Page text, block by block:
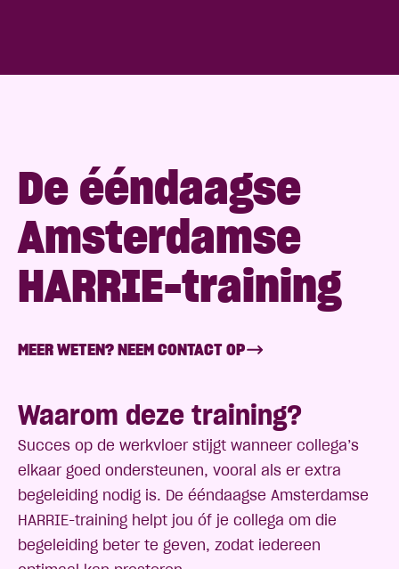
De ééndaagse
Amsterdamse
HARRIE-training
MEER WETEN? NEEM CONTACT OP
Waarom deze training?
Succes op de werkvloer stijgt wanneer collega’s
elkaar goed ondersteunen, vooral als er extra
begeleiding nodig is. De ééndaagse Amsterdamse
HARRIE-training helpt jou óf je collega om die
begeleiding beter te geven, zodat iedereen